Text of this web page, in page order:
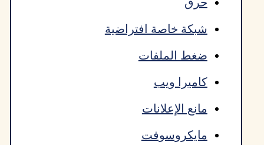
شبكة خاصة افتراضية
ضغط الملفات
كاميرا ويب
مانع الإعلانات
مايكروسوفت